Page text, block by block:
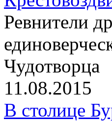
Ревнители
Чудотворца
11.08.2015
В столице